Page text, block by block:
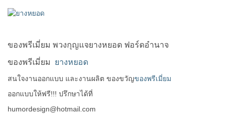
ของพรีเมี่ยม พวงกุญแจยางหยอด ฟอร์ดอำนาจ
ของพรีเมี่ยม ยางหยอด
สนใจงานออกแบบ และงานผลิต ของขวัญของพรีเมี่ยม
ออกแบบให้ฟรี!!! ปรึกษาได้ที่
humordesign@hotmail.com